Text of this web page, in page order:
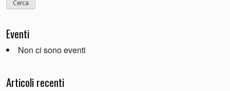
Eventi
Non ci sono eventi
Articoli recenti